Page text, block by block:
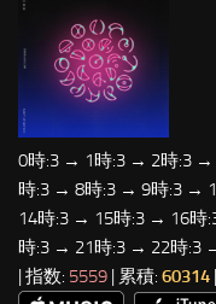
0時:3 → 1時:3 → 2時:3
時:3 → 8時:3 → 9時:3 →
14時:3 → 15時:3 → 16
時:3 → 21時:3 → 22時:3
| 指数: 5559 | 累積: 60314